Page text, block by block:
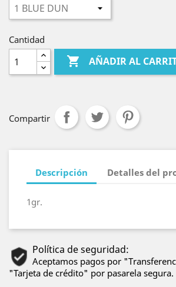
Cantidad
 AÑADIR AL
Compartir
Descripción Detalles del
1gr.
Política de seguridad:
Aceptamos pagos por
"Tarjeta de crédito" por pasarela segura.